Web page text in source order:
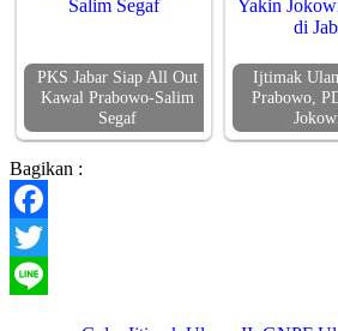
PKS Jabar Siap All Out
Kawal Prabowo-Salim
Segaf
Ijtimak
Prabowo,
Bagikan :
Facebook
Twitter